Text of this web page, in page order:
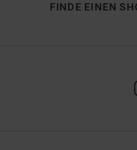
FINDE EINEN